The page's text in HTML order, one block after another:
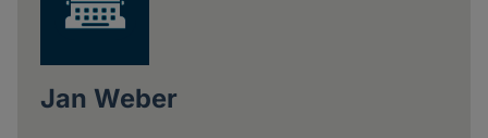
Jan Weber